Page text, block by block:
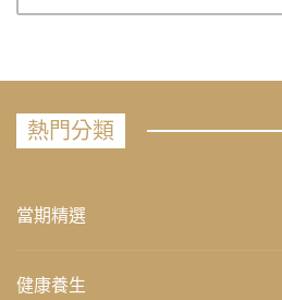
熱門分類
當期精選
健康養生